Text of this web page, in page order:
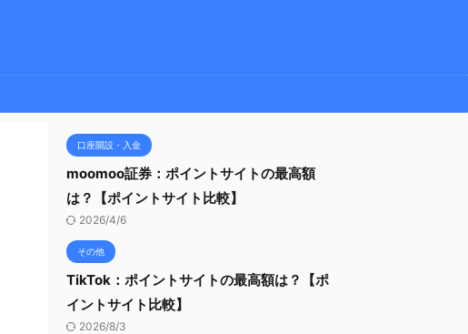
口座開設・入金
moomoo証券：ポイントサイトの最高額
は？【ポイントサイト比較】
2026/4/6
その他
TikTok：ポイントサイトの最高額は？【ポ
イントサイト比較】
2026/8/3